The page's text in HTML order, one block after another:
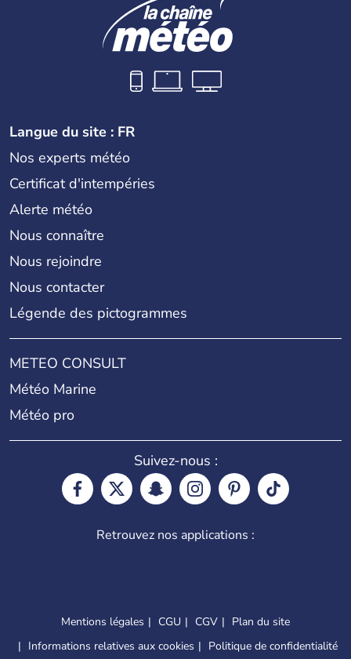
Langue du site : FR
Nos experts météo
Certificat d'intempéries
Alerte météo
Nous connaître
Nous rejoindre
Nous contacter
Légende des pictogrammes
METEO CONSULT
Météo Marine
Météo pro
Suivez-nous :
Retrouvez nos applications :
Mentions légales CGU CGV
Plan du site
Informations relatives aux cookies
Politique de confidentialité